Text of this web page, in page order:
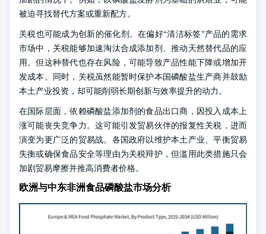
被迫寻找替代方案或重新配方。
关税也可能成为创新的催化剂。在偏好“清洁标签”产品的需求
市场中，关税能够加速淘汰合成添加剂、推动天然替代品的应
用。但这种替代也存在风险，可能导致产品性能下降或增加开
发成本。同时，关税虽然能暂时保护本国磷酸盐生产商并鼓励
本土产业投资，却可能削弱长期创新与效率提升的动力。
在国际层面，依赖磷酸盐添加剂的食品出口商，因投入成本上
涨可能丧失竞争力。这可能引发贸易伙伴的报复性关税，进而
演变为更广泛的贸易战。各国政府以维护本土产业、平衡贸易
失衡或确保食品安全等理由为关税辩护，但滥用此类措施只会
加剧贸易摩擦并推高消费者价格。
欧洲与中东非洲食品磷酸盐市场分析